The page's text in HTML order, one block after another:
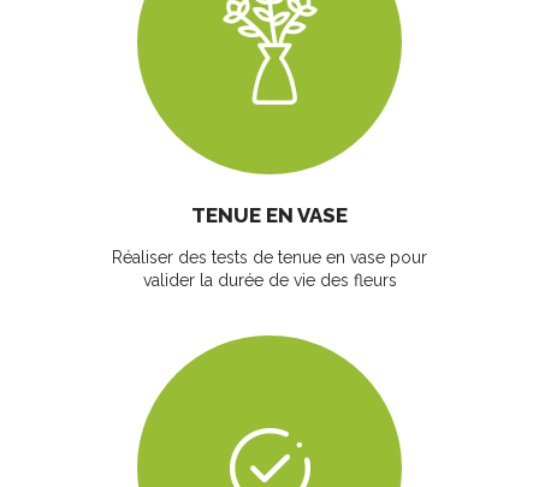
TENUE EN VASE
Réaliser des tests de tenue en vase pour
valider la durée de vie des fleurs